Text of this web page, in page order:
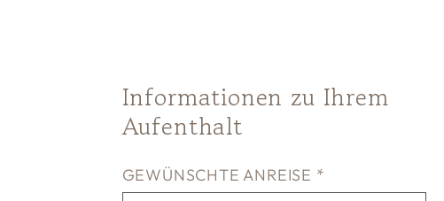
Informationen zu Ihrem
Aufenthalt
GEWÜNSCHTE ANREISE *